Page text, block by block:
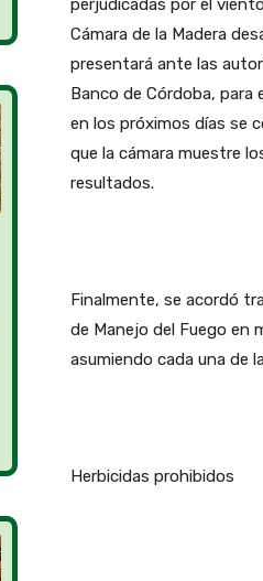
perjudicadas por el
Cámara de la Madera
presentará ante las
Banco de Córdoba,
en los próximos días se
que la cámara muestre
resultados.
Finalmente, se acordó
de Manejo del Fuego en
asumiendo cada una de
Herbicidas prohibidos